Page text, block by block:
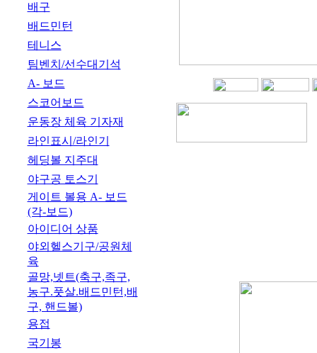
배구
배드민턴
테니스
팀벤치/선수대기석
A- 보드
스코어보드
운동장 체육 기자재
라인표시/라인기
헤딩볼 지주대
야구공 토스기
게이트 볼용 A- 보드
(각-보드)
아이디어 상품
야외헬스기구/공원체
육
골망,넷트(축구,족구,
농구.풋살.배드민턴,배
구, 핸드볼)
용접
국기봉